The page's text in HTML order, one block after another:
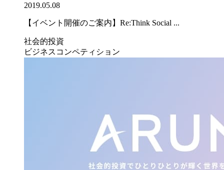
2019.05.08
【イベント開催のご案内】Re:Think Social ...
社会的投資
ビジネスコンペティション